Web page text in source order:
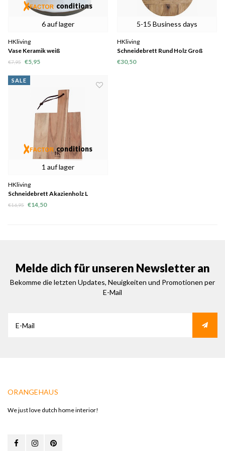
6 auf lager
conditions
HKliving
Vase Keramik weiß
€7,95 €5,95
5-15 Business days
HKliving
Schneidebrett Rund Holz Groß
€30,50
SALE
1 auf lager
conditions
HKliving
Schneidebrett Akazienholz L
€16,95 €14,50
Melde dich für unseren Newsletter an
Bekomme die letzten Updates, Neuigkeiten und Promotionen per
E-Mail
ORANGEHAUS
We just love dutch home interior!